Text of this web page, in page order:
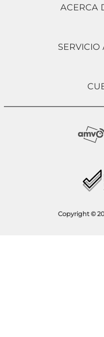
ACERCA
SERVICIO
Política
Aviso
Copyright ©